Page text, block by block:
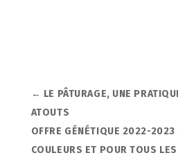
← LE PÂTURAGE, UNE
ATOUTS
OFFRE GÉNÉTIQUE 2022-2023
COULEURS ET POUR TOUS